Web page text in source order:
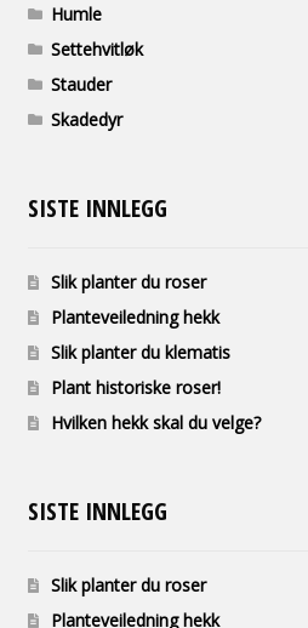
Humle
Settehvitløk
Stauder
Skadedyr
SISTE INNLEGG
Slik planter du roser
Planteveiledning hekk
Slik planter du klematis
Plant historiske roser!
Hvilken hekk skal du velge?
SISTE INNLEGG
Slik planter du roser
Planteveiledning hekk